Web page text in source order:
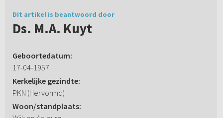
Dit artikel is beantwoord door
Ds. M.A. Kuyt
Geboortedatum:
17-04-1957
Kerkelijke gezindte:
PKN (Hervormd)
Woon/standplaats: